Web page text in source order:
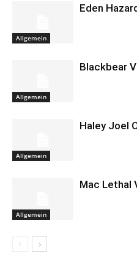
Allgemein
Eden
Allgemein
Blackbear
Allgemein
Haley Joel
Allgemein
Mac Lethal